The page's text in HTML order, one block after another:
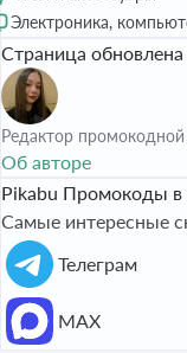
Электроника,
Страница обновлена
Редактор
Об авторе
Pikabu Промокоды в
Самые интересные
Телеграм
МАХ